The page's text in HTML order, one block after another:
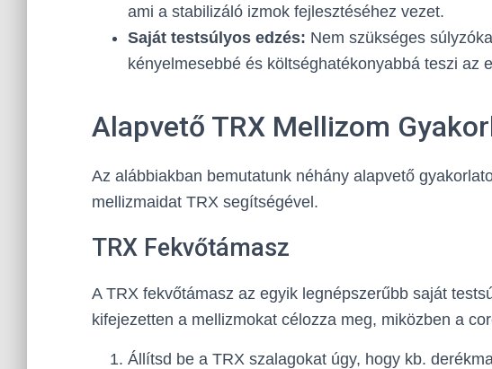
ami a stabilizáló izmok fejlesztéséhez vezet.
Saját testsúlyos edzés: Nem szükséges
kényelmesebbé és költséghatékonyabbá teszi az
Alapvető TRX Mellizom
Az alábbiakban bemutatunk néhány alapvető
mellizmaidat TRX segítségével.
TRX Fekvőtámasz
A TRX fekvőtámasz az egyik legnépszerűbb saját
kifejezetten a mellizmokat célozza meg, miközben a
Állítsd be a TRX szalagokat úgy, hogy kb.